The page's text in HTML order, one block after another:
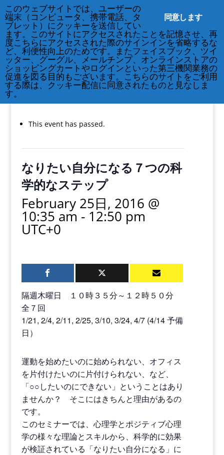
212-677-8621 info@crsny.org
This event has passed.
なりたい自分になる７つの科
学的なステップ
February 25日, 2016 @
10:35 am - 12:50 pm
UTC+0
隔週木曜日 １０時３５分～１２時５０分
全７回
1/21, 2/4, 2/11, 2/25, 3/10, 3/24, 4/7 (4/14 予備
日）
運動を始めたいのに始められない、オフィス
を片付けたいのに片付けられない、など、
「○○したいのにできない」ということはあり
ませんか？ そこにはきちんと理由があるの
です。
このセミナーでは、心理学とポジティブ心理
学の様々な理論とスキルから、科学的に効果
が検証されている「なりたい自分になる」に
同意します
このウェブサイトでは、ユーザーの
端末（コンピュータ、携帯電話、タ
ブレット）にクッキーを送信してい
ます。このサイトにアクセスされたことを記憶させ、再
度こちらにアクセスされた際のサインインを省略するな
ど、利便性向上のためです。またフェイスブック、ツイ
ッター、グーグル、メールチンプ、オンラインストアの
ショッピングカートやログインといった第三機関業務の
促進を図る目的もございます。こちらのサイトをご利用
する際は、クッキー配信に同意されたものと見なしま
す。